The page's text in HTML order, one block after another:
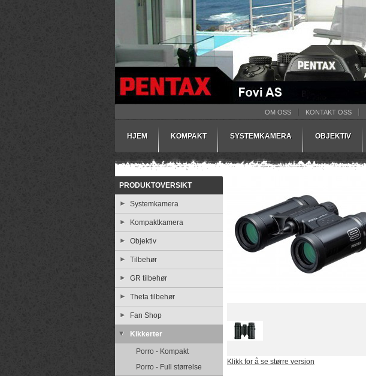
OM OSS KONTAKT OSS
HJEM KOMPAKT SYSTEMKAMERA OBJEKTIV
PRODUKTOVERSIKT
Systemkamera
Kompaktkamera
Objektiv
Tilbehør
GR tilbehør
Theta tilbehør
Fan Shop
Kikkerter
Porro - Kompakt
Porro - Full størrelse
Klikk for å se større versjon